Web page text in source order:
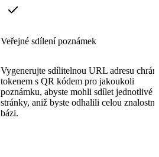
Veřejné sdílení poznámek
Vygenerujte sdílitelnou URL adresu
tokenem s QR kódem pro jakoukoli
poznámku, abyste mohli sdílet jednotlivé
stránky, aniž byste odhalili celou znalostní
bázi.